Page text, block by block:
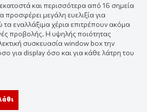
και περισσότερα από 16 σημεία
μεγάλη ευελιξία για
τα εναλλάξιμα χέρια επιτρέπουν ακόμα
προβολής. Η υψηλής ποιότητας
συσκευασία window box την
για display όσο και για κάθε λάτρη του